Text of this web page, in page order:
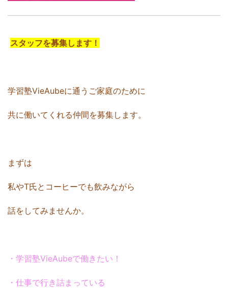
スタッフを募集します！
学習塾VieAubeに通うご家庭のために
共に働いてくれる仲間を募集します。
まずは
私やT氏とコーヒーでも飲みながら
話をしてみませんか。
・学習塾VieAubeで働きたい！
・仕事で行き詰まっている